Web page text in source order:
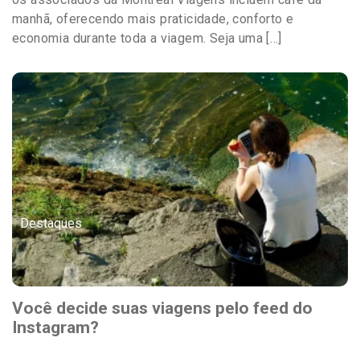
manhã, oferecendo mais praticidade, conforto e
economia durante toda a viagem. Seja uma […]
Destaques
Você decide suas viagens pelo feed do
Instagram?